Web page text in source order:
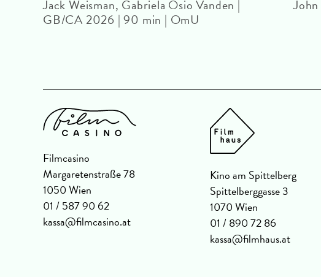
Jack Weisman, Gabriela Osio Vanden |
GB/CA 2026 | 90 min | OmU
Filmcasino
Margaretenstraße 78
1050 Wien
01 / 587 90 62
kassa@filmcasino.at
Kino am Spittelberg
Spittelberggasse 3
1070 Wien
01 / 890 72 86
kassa@filmhaus.at